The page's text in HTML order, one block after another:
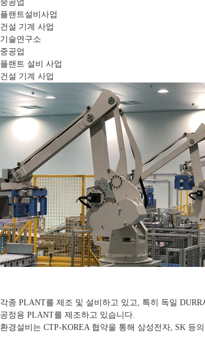
중공업
플랜트설비사업
건설 기계 사업
기술연구소
중공업
플랜트 설비 사업
건설 기계 사업
각종 PLANT를 제조 및 설비하고 있고, 특히 독일
공정용 PLANT를 제조하고 있습니다.
환경설비는 CTP-KOREA 협약을 통해 삼성전자, SK 등